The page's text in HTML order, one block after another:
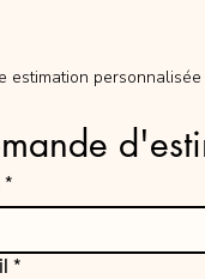
estimation
*
*